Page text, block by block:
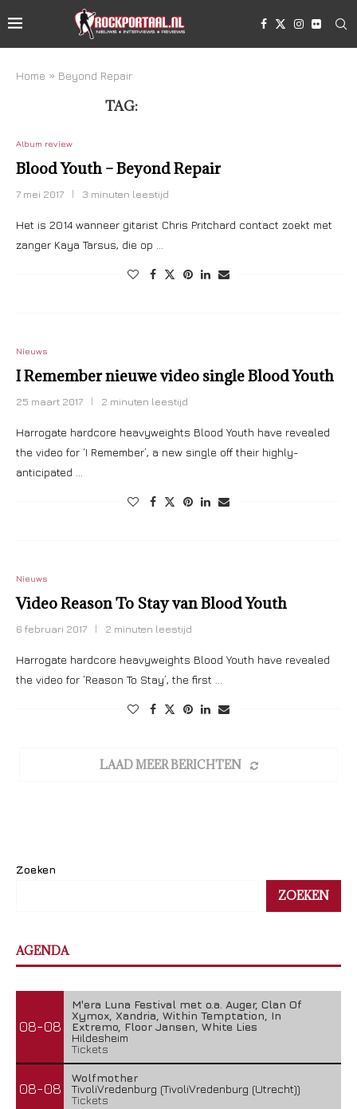
Home » Beyond Repair
TAG:
Album review
Blood Youth – Beyond Repair
7 mei 2017 3 minuten leestijd
Het is 2014 wanneer gitarist Chris Pritchard contact zoekt met
zanger Kaya Tarsus, die op …
Nieuws
I Remember nieuwe video single Blood Youth
25 maart 2017 2 minuten leestijd
Harrogate hardcore heavyweights Blood Youth have revealed
the video for ‘I Remember’, a new single off their highly-
anticipated …
Nieuws
Video Reason To Stay van Blood Youth
6 februari 2017 2 minuten leestijd
Harrogate hardcore heavyweights Blood Youth have revealed
the video for ‘Reason To Stay’, the first …
LAAD MEER BERICHTEN
Zoeken
ZOEKEN
AGENDA
08-08
M'era Luna Festival met o.a. Auger, Clan Of
Xymox, Xandria, Within Temptation, In
Extremo, Floor Jansen, White Lies
Hildesheim
Tickets
08-08
Wolfmother
TivoliVredenburg (TivoliVredenburg (Utrecht))
Tickets